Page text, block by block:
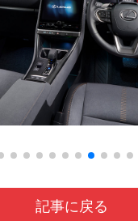
記事に戻る